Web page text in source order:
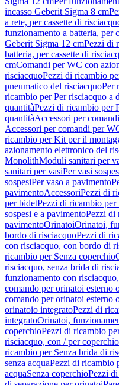
incasso Geberit Sigma 8 cm
a rete, per cassette di
funzionamento a batteria, per
Geberit Sigma 12 cmPezzi di
batteria, per cassette di
cmComandi per WC con
risciacquoPezzi di ricambio
pneumatico del risciacquoPer
ricambio per Per risciacquo a
quantitàPezzi di ricambio per
quantitàAccessori per
Accessori per comandi per
ricambio per Kit per il
azionamento elettronico del
MonolithModuli sanitari per
sanitari per vasiPer vasi
sospesiPer vaso a pavimento
pavimentoAccessoriPezzi di
per bidetPezzi di ricambio
sospesi e a pavimentoPezzi di
pavimentoOrinatoiOrinatoi,
bordo di risciacquoPezzi di
con risciacquo, con bordo di
ricambio per Senza coperchio
risciacquo, senza brida di
funzionamento con
comando per orinatoi esterno
comando per orinatoi esterno
orinatoio integratoPezzi di
integratoOrinatoi,
coperchioPezzi di ricambio
risciacquo, con / per coperchio
ricambio per Senza brida di
senza acquaPezzi di ricambio
acquaSenza coperchioPezzi